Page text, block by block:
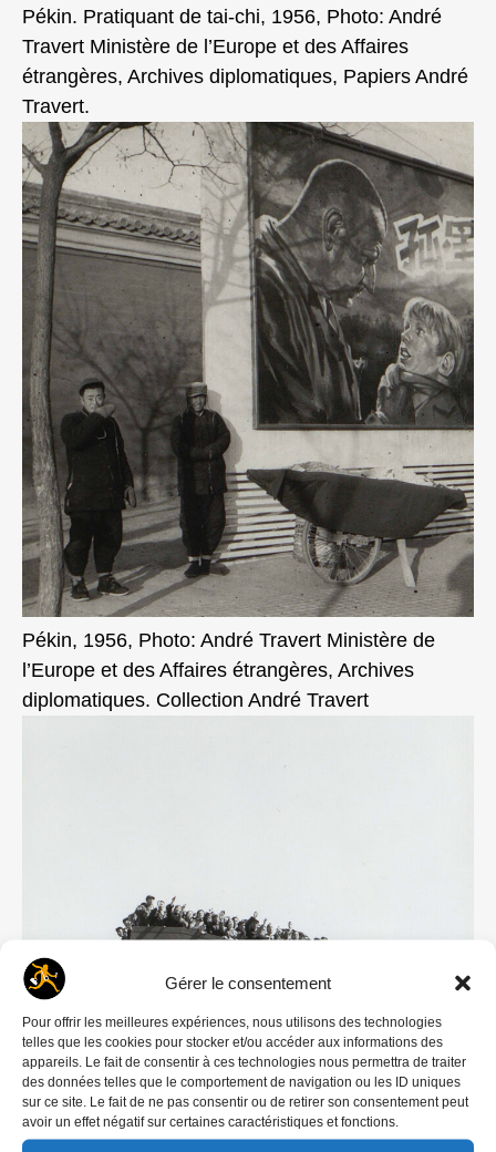
Gérer le consentement
Pour offrir les meilleures expériences, nous utilisons des technologies
telles que les cookies pour stocker et/ou accéder aux informations des
appareils. Le fait de consentir à ces technologies nous permettra de traiter
des données telles que le comportement de navigation ou les ID uniques
sur ce site. Le fait de ne pas consentir ou de retirer son consentement peut
avoir un effet négatif sur certaines caractéristiques et fonctions.
Pékin. Pratiquant de tai-chi, 1956, Photo: André
Travert Ministère de l’Europe et des Affaires
étrangères, Archives diplomatiques, Papiers André
Travert.
Pékin, 1956, Photo: André Travert Ministère de
l’Europe et des Affaires étrangères, Archives
diplomatiques. Collection André Travert
Pékin, Tian’an men (la porte de la Paix céleste),
1er oct. 69, 1969, Photo: André Travert Ministère
de l’Europe et des Affaires étrangères, Archives
diplomatiques, Papiers André Travert.